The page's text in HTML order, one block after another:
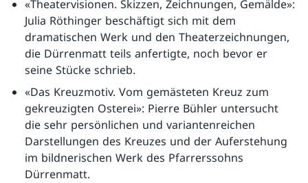
«Theatervisionen. Skizzen, Zeichnungen, Gemälde»:
Julia Röthinger beschäftigt sich mit dem
dramatischen Werk und den Theaterzeichnungen,
die Dürrenmatt teils anfertigte, noch bevor er
seine Stücke schrieb.
«Das Kreuzmotiv. Vom gemästeten Kreuz zum
gekreuzigten Osterei»: Pierre Bühler untersucht
die sehr persönlichen und variantenreichen
Darstellungen des Kreuzes und der Auferstehung
im bildnerischen Werk des Pfarrerssohns
Dürrenmatt.